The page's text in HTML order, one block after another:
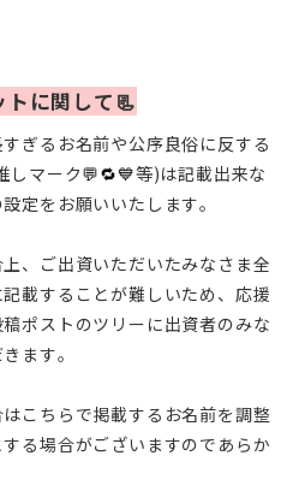
トに関して📃
ぎるお名前や公序良俗に反する
しマーク💬🔁💙等)は記載出来な
定をお願いいたします。
、ご出資いただいたみなさま全
載することが難しいため、応援
ポストのツリーに出資者のみな
ます。
こちらで掲載するお名前を調整
る場合がございますのであらか